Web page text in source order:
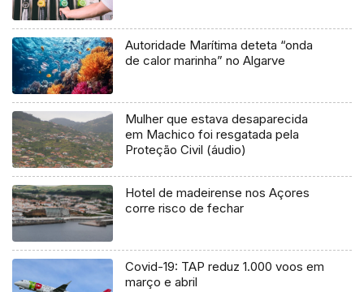
Autoridade Marítima deteta “onda
de calor marinha” no Algarve
Mulher que estava desaparecida
em Machico foi resgatada pela
Proteção Civil (áudio)
Hotel de madeirense nos Açores
corre risco de fechar
Covid-19: TAP reduz 1.000 voos em
março e abril